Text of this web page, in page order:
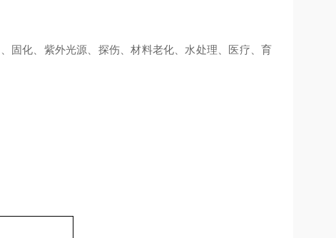
固化、紫外光源、探伤、材料老化、水处理、医疗、育